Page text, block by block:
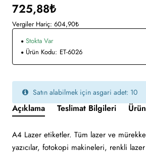
725,88₺
Vergiler Hariç: 604,90₺
Stokta Var
Ürün Kodu: ET-6026
Satın alabilmek için asgari adet: 10
Açıklama Teslimat Bilgileri
A4 Lazer etiketler. Tüm lazer ve
yazıcılar, fotokopi makineleri, renkli lazer